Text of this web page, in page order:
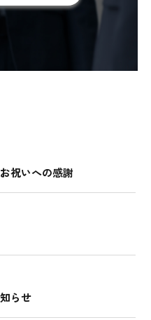
祝いへの感謝
らせ